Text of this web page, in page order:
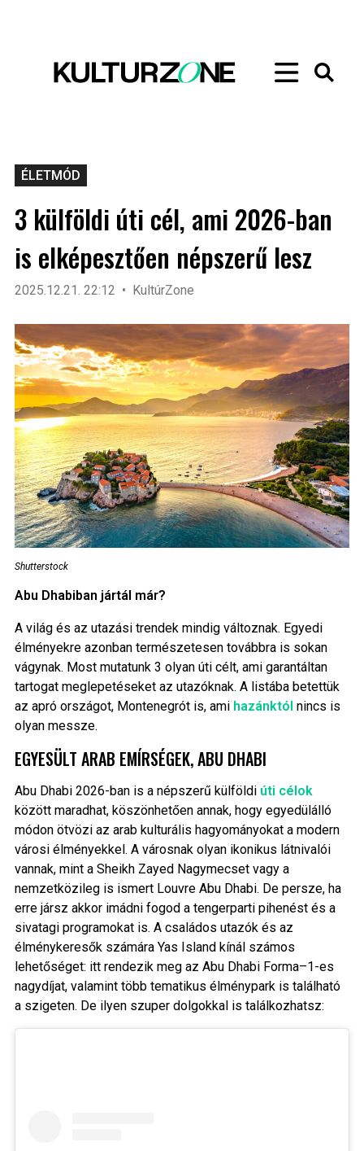
ÉLETMÓD
3 külföldi úti cél, ami 2026-ban
is elképesztően népszerű lesz
2025.12.21. 22:12 KultúrZone
Shutterstock
Abu Dhabiban jártál már?
A világ és az utazási trendek mindig változnak. Egyedi
élményekre azonban természetesen továbbra is sokan
vágynak. Most mutatunk 3 olyan úti célt, ami garantáltan
tartogat meglepetéseket az utazóknak. A listába betettük
az apró országot, Montenegrót is, ami hazánktól nincs is
olyan messze.
EGYESÜLT ARAB EMÍRSÉGEK, ABU DHABI
Abu Dhabi 2026-ban is a népszerű külföldi úti célok
között maradhat, köszönhetően annak, hogy egyedülálló
módon ötvözi az arab kulturális hagyományokat a modern
városi élményekkel. A városnak olyan ikonikus látnivalói
vannak, mint a Sheikh Zayed Nagymecset vagy a
nemzetközileg is ismert Louvre Abu Dhabi. De persze, ha
erre jársz akkor imádni fogod a tengerparti pihenést és a
sivatagi programokat is. A családos utazók és az
élménykeresők számára Yas Island kínál számos
lehetőséget: itt rendezik meg az Abu Dhabi Forma–1-es
nagydíjat, valamint több tematikus élménypark is található
a szigeten. De ilyen szuper dolgokkal is találkozhatsz: